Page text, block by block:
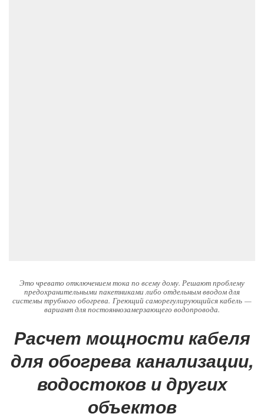
Это чревато отключением тока по всему дому. Решают проблему
предохранительными пакетниками либо отдельным вводом для
системы трубного обогрева. Греющий саморегулирующийся кабель —
вариант для постояннозамерзающего водопровода.
Расчет мощности кабеля
для обогрева канализации,
водостоков и других
объектов